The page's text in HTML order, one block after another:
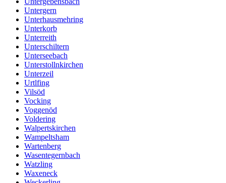
Untergern
Unterhausmehring
Unterkorb
Unterreith
Unterschiltern
Unterseebach
Unterstollnkirchen
Unterzeil
Urtlfing
Vilsöd
Vocking
Voggenöd
Voldering
Walpertskirchen
Wampeltsham
Wartenberg
Wasentegernbach
Watzling
Waxeneck